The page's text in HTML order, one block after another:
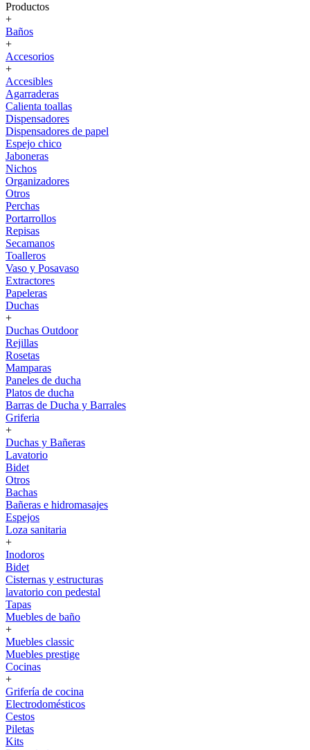
Productos
+
Baños
+
Accesorios
+
Accesibles
Agarraderas
Calienta toallas
Dispensadores
Dispensadores de papel
Espejo chico
Jaboneras
Nichos
Organizadores
Otros
Perchas
Portarrollos
Repisas
Secamanos
Toalleros
Vaso y Posavaso
Extractores
Papeleras
Duchas
+
Duchas Outdoor
Rejillas
Rosetas
Mamparas
Paneles de ducha
Platos de ducha
Barras de Ducha y Barrales
Griferia
+
Duchas y Bañeras
Lavatorio
Bidet
Otros
Bachas
Bañeras e hidromasajes
Espejos
Loza sanitaria
+
Inodoros
Bidet
Cisternas y estructuras
lavatorio con pedestal
Tapas
Muebles de baño
+
Muebles classic
Muebles prestige
Cocinas
+
Grifería de cocina
Electrodomésticos
Cestos
Piletas
Kits